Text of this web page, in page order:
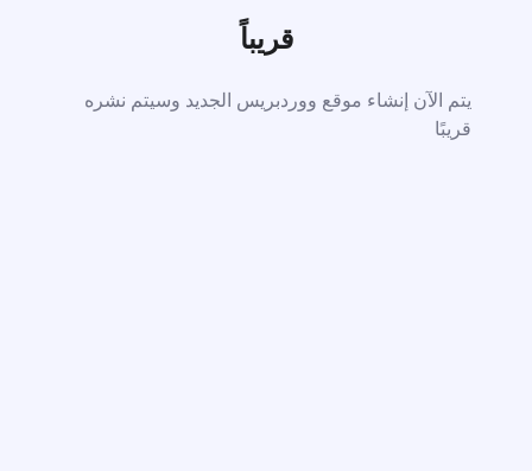
قريباً
يتم الآن إنشاء موقع ووردبريس الجديد وسيتم نشره
قريبًا